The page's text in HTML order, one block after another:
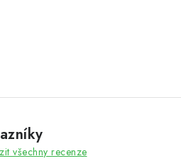
všechny recenze